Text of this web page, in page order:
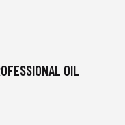
OIL